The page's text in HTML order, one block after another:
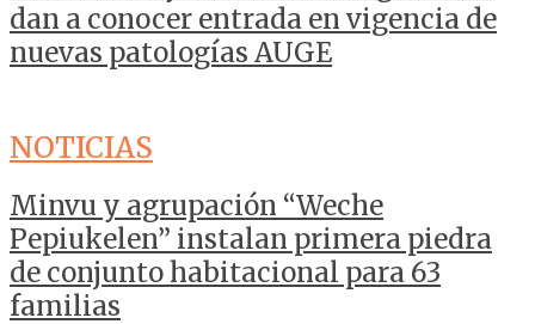
dan a conocer entrada en vigencia de
nuevas patologías AUGE
NOTICIAS
Minvu y agrupación “Weche
Pepiukelen” instalan primera piedra
de conjunto habitacional para 63
familias